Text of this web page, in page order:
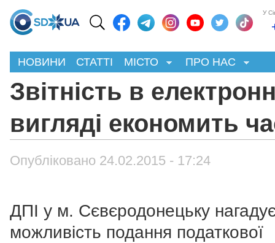
У
НОВИНИ СТАТТІ МІСТО ПРО НАС
Звітність в
вигляді економить
Опубліковано 24.02.2015 - 17:24
ДПІ у м. Сєвєродонецьку
можливість подання податкової